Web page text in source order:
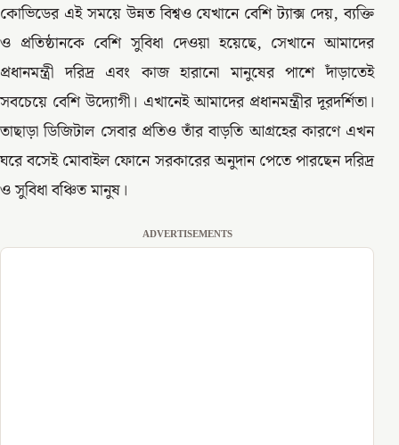
কোভিডের এই সময়ে উন্নত বিশ্বও যেখানে বেশি ট্যাক্স দেয়, ব্যক্তি
ও প্রতিষ্ঠানকে বেশি সুবিধা দেওয়া হয়েছে, সেখানে আমাদের
প্রধানমন্ত্রী দরিদ্র এবং কাজ হারানো মানুষের পাশে দাঁড়াতেই
সবচেয়ে বেশি উদ্যোগী। এখানেই আমাদের প্রধানমন্ত্রীর দূরদর্শিতা।
তাছাড়া ডিজিটাল সেবার প্রতিও তাঁর বাড়তি আগ্রহের কারণে এখন
ঘরে বসেই মোবাইল ফোনে সরকারের অনুদান পেতে পারছেন দরিদ্র
ও সুবিধা বঞ্চিত মানুষ।
ADVERTISEMENTS